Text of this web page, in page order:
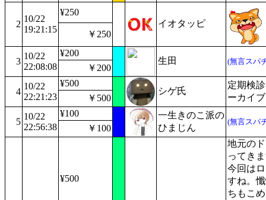
2
10/22
19:21:15
¥250
イオタッピ
￥250
3
10/22
22:08:08
¥200
生田 (無言スパ
￥200
4
10/22
22:21:23
¥500
シゲ氏
定期検
ーカイ
￥500
5
10/22
22:56:38
¥100
一生きのこ派の
ひまじん
(無言スパ
￥100
¥500
地元の
ってき
今回は
すね。
ちもこ